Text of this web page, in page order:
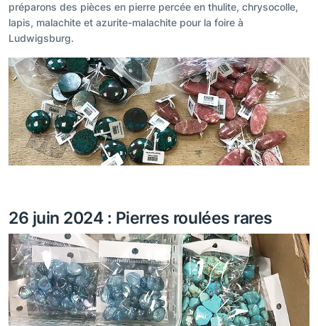
préparons des pièces en pierre percée en thulite, chrysocolle,
lapis, malachite et azurite-malachite pour la foire à
Ludwigsburg.
26 juin 2024 : Pierres roulées rares